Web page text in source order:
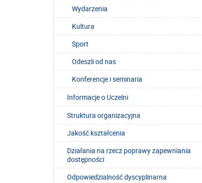
Wydarzenia
Kultura
Sport
Odeszli od nas
Konferencje i seminaria
Informacje o Uczelni
Struktura organizacyjna
Jakość kształcenia
Działania na rzecz poprawy zapewniania
dostępności
Odpowiedzialność dyscyplinarna